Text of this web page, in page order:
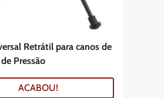
Retrátil para canos de
Pressão
ACABOU!